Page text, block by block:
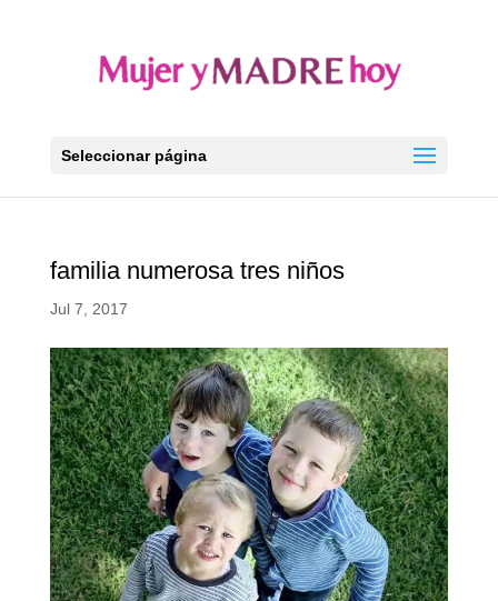
Seleccionar página
familia numerosa tres niños
Jul 7, 2017